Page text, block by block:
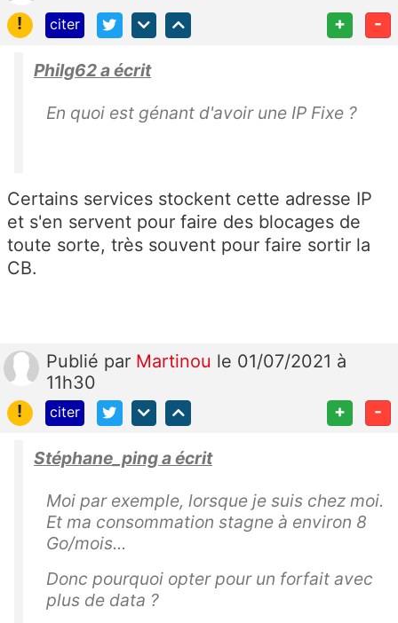
!
citer + -
Philg62 a écrit
En quoi est génant d'avoir une IP Fixe ?
Certains services stockent cette adresse IP
et s'en servent pour faire des blocages de
toute sorte, très souvent pour faire sortir la
CB.
Publié par Martinou le 01/07/2021 à
11h30
!
citer + -
Stéphane_ping a écrit
Moi par exemple, lorsque je suis chez moi.
Et ma consommation stagne à environ 8
Go/mois...
Donc pourquoi opter pour un forfait avec
plus de data ?